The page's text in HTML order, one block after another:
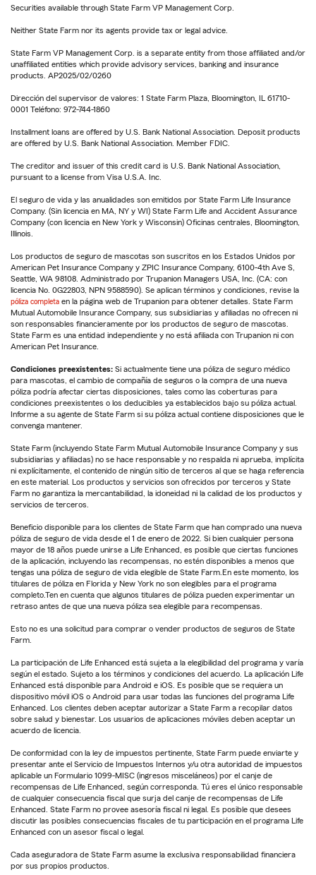
Securities available through State Farm VP Management Corp.
Neither State Farm nor its agents provide tax or legal advice.
State Farm VP Management Corp. is a separate entity from those affiliated and/or
unaffiliated entities which provide advisory services, banking and insurance
products. AP2025/02/0260
Dirección del supervisor de valores: 1 State Farm Plaza, Bloomington, IL 61710-
0001 Teléfono: 972-744-1860
Installment loans are offered by U.S. Bank National Association. Deposit products
are offered by U.S. Bank National Association. Member FDIC.
The creditor and issuer of this credit card is U.S. Bank National Association,
pursuant to a license from Visa U.S.A. Inc.
El seguro de vida y las anualidades son emitidos por State Farm Life Insurance
Company. (Sin licencia en MA, NY y WI) State Farm Life and Accident Assurance
Company (con licencia en New York y Wisconsin) Oficinas centrales, Bloomington,
Illinois.
Los productos de seguro de mascotas son suscritos en los Estados Unidos por
American Pet Insurance Company y ZPIC Insurance Company, 6100-4th Ave S,
Seattle, WA 98108. Administrado por Trupanion Managers USA, Inc. (CA: con
licencia No. 0G22803, NPN 9588590). Se aplican términos y condiciones, revise la
póliza completa en la página web de Trupanion para obtener detalles. State Farm
Mutual Automobile Insurance Company, sus subsidiarias y afiliadas no ofrecen ni
son responsables financieramente por los productos de seguro de mascotas.
State Farm es una entidad independiente y no está afiliada con Trupanion ni con
American Pet Insurance.
Condiciones preexistentes: Si actualmente tiene una póliza de seguro médico
para mascotas, el cambio de compañía de seguros o la compra de una nueva
póliza podría afectar ciertas disposiciones, tales como las coberturas para
condiciones preexistentes o los deducibles ya establecidos bajo su póliza actual.
Informe a su agente de State Farm si su póliza actual contiene disposiciones que le
convenga mantener.
State Farm (incluyendo State Farm Mutual Automobile Insurance Company y sus
subsidiarias y afiliadas) no se hace responsable y no respalda ni aprueba, implícita
ni explícitamente, el contenido de ningún sitio de terceros al que se haga referencia
en este material. Los productos y servicios son ofrecidos por terceros y State
Farm no garantiza la mercantabilidad, la idoneidad ni la calidad de los productos y
servicios de terceros.
Beneficio disponible para los clientes de State Farm que han comprado una nueva
póliza de seguro de vida desde el 1 de enero de 2022. Si bien cualquier persona
mayor de 18 años puede unirse a Life Enhanced, es posible que ciertas funciones
de la aplicación, incluyendo las recompensas, no estén disponibles a menos que
tengas una póliza de seguro de vida elegible de State Farm.En este momento, los
titulares de póliza en Florida y New York no son elegibles para el programa
completo.Ten en cuenta que algunos titulares de póliza pueden experimentar un
retraso antes de que una nueva póliza sea elegible para recompensas.
Esto no es una solicitud para comprar o vender productos de seguros de State
Farm.
La participación de Life Enhanced está sujeta a la elegibilidad del programa y varía
según el estado. Sujeto a los términos y condiciones del acuerdo. La aplicación Life
Enhanced está disponible para Android e iOS. Es posible que se requiera un
dispositivo móvil iOS o Android para usar todas las funciones del programa Life
Enhanced. Los clientes deben aceptar autorizar a State Farm a recopilar datos
sobre salud y bienestar. Los usuarios de aplicaciones móviles deben aceptar un
acuerdo de licencia.
De conformidad con la ley de impuestos pertinente, State Farm puede enviarte y
presentar ante el Servicio de Impuestos Internos y/u otra autoridad de impuestos
aplicable un Formulario 1099-MISC (ingresos misceláneos) por el canje de
recompensas de Life Enhanced, según corresponda. Tú eres el único responsable
de cualquier consecuencia fiscal que surja del canje de recompensas de Life
Enhanced. State Farm no provee asesoría fiscal ni legal. Es posible que desees
discutir las posibles consecuencias fiscales de tu participación en el programa Life
Enhanced con un asesor fiscal o legal.
Cada aseguradora de State Farm asume la exclusiva responsabilidad financiera
por sus propios productos.